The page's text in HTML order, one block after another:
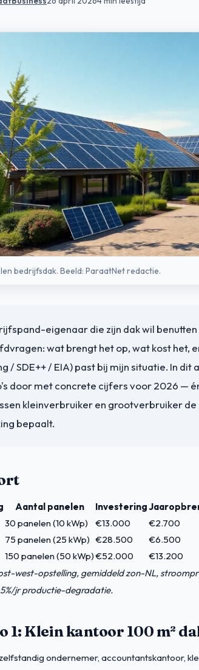
bedrijfsdak. Beeld: ParaatNet redactie.
eigenaar die zijn dak wil
wat brengt het op, wat kost het,
/ SDE++ / EIA) past bij mijn situatie. In dit
door met concrete cijfers voor 2026 —
kleinverbruiker en grootverbruiker
bepaalt.
Aantal panelen Investering
30 panelen (10 kWp) €13.000 €2.700
75 panelen (25 kWp) €28.500 €6.500
150 panelen (50 kWp)€52.000 €13.200
west-opstelling, gemiddeld zon-NL,
jr productie-degradatie.
1: Klein kantoor 100 m²
zelfstandig ondernemer, accountantskantoor,